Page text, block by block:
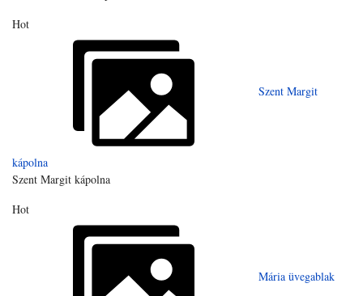
Hot
Szent Margit
kápolna
Szent Margit kápolna
Hot
Mária üvegablak